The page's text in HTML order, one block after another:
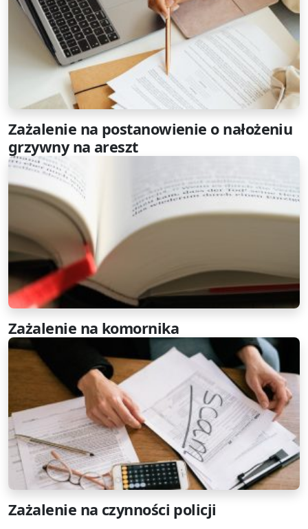
Zażalenie na postanowienie o nałożeniu
grzywny na areszt
Zażalenie na komornika
Zażalenie na czynności policji